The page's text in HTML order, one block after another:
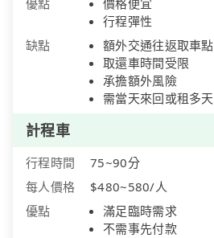
優點
價格便宜
行程彈性
缺點
額外交通往返取車點
取還車時間受限
承擔額外風險
需當天來回或租多天
計程車
行程時間
75~90分
每人價格
$480~580/人
優點
滿足臨時需求
不需事先付款